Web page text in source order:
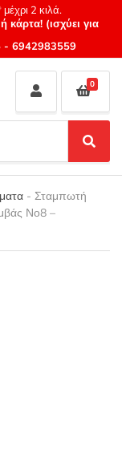
μέχρι 2 κιλά.
(ισχύει για
- 6942983559
S
e
a
0
- Σταμπωτή
Νο8 –